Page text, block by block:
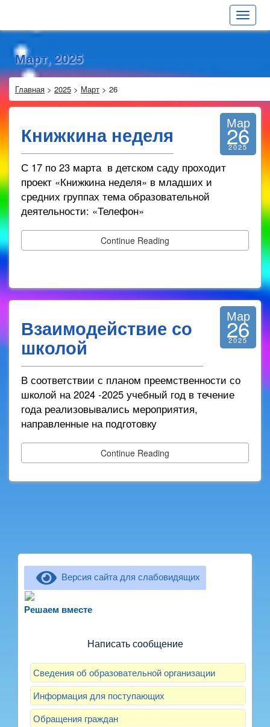
Toggle
Март, 2025
Главная > 2025 > Март > 26
Книжкина неделя Мар
26
2025
С 17 по 23 марта в детском саду проходит
проект «Книжкина неделя» в младших и
средних группах тема образовательной
деятельности: «Телефон»
Continue Reading
Взаимодействие со
школой
Мар
26
2025
В соответствии с планом преемственности со
школой на 2024 -2025 учебный год в течение
года реализовывались мероприятия,
направленные на подготовку
Continue Reading
Версия сайта для слабовидящих
Решаем вместерассказать о воспитателях? Знаете, как
Написать сообщение
Сведения об образовательной организации
Информация для поступающих
Обращения граждан